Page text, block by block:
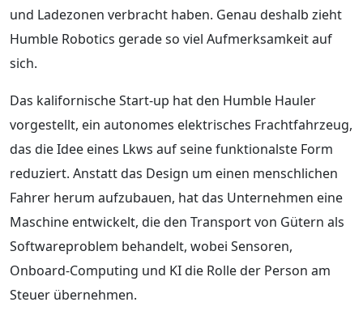
und Ladezonen verbracht haben. Genau deshalb zieht
Humble Robotics gerade so viel Aufmerksamkeit auf
sich.
Das kalifornische Start-up hat den Humble Hauler
vorgestellt, ein autonomes elektrisches Frachtfahrzeug,
das die Idee eines Lkws auf seine funktionalste Form
reduziert. Anstatt das Design um einen menschlichen
Fahrer herum aufzubauen, hat das Unternehmen eine
Maschine entwickelt, die den Transport von Gütern als
Softwareproblem behandelt, wobei Sensoren,
Onboard-Computing und KI die Rolle der Person am
Steuer übernehmen.